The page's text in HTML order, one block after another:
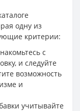
одну из
критерии:
с
и следуйте
возможность
и
учитывайте